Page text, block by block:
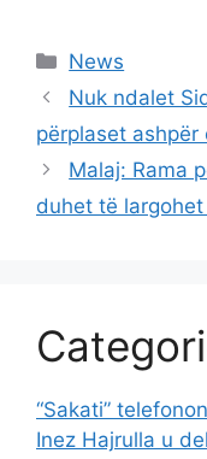
Categories
News
Nuk ndalet
përplaset ashpër
Malaj: Rama
duhet të
“Sakati”
Inez Hajrulla u